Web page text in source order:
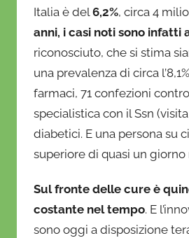
Italia è del6,2%, circa 4
anni, i casi noti sono infatti
riconosciuto, che si stima
una prevalenza di circa
farmaci, 71 confezioni
specialistica con il Ssn
diabetici. E una persona su
superiore di quasi un
Sul fronte delle cure è
costante nel tempo. E
sono oggi a disposizione